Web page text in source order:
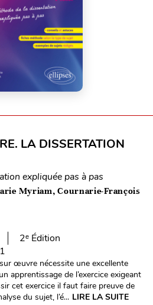
LA DISSERTATION
expliquée pas à pas
Myriam, Cournarie-François
2ᵉ Édition
œuvre nécessite une excellente
apprentissage de l’exercice exigeant
cet exercice il faut faire preuve de
du sujet, l’é... LIRE LA SUITE